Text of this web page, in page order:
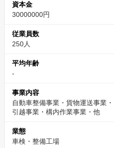
資本金
30000000円
従業員数
250人
平均年齢
-
事業内容
自動車整備事業・貨物運送事業・
引越事業・構内作業事業・他
業態
車検・整備工場